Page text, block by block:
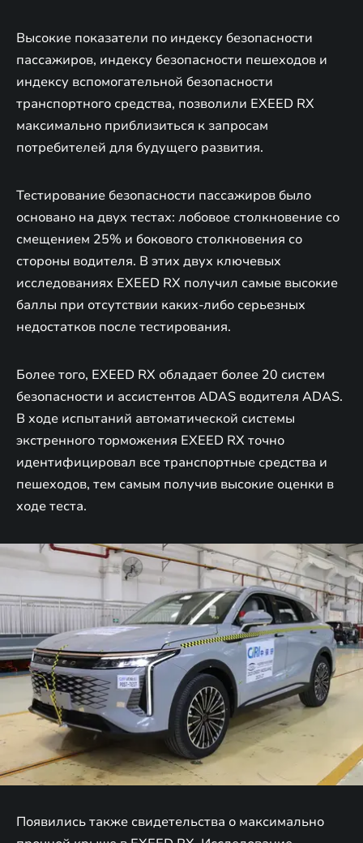
Высокие показатели по индексу безопасности
пассажиров, индексу безопасности пешеходов и
индексу вспомогательной безопасности
транспортного средства, позволили EXEED RX
максимально приблизиться к запросам
потребителей для будущего развития.
Тестирование безопасности пассажиров было
основано на двух тестах: лобовое столкновение со
смещением 25% и бокового столкновения со
стороны водителя. В этих двух ключевых
исследованиях EXEED RX получил самые высокие
баллы при отсутствии каких-либо серьезных
недостатков после тестирования.
Более того, EXEED RX обладает более 20 систем
безопасности и ассистентов ADAS водителя ADAS.
В ходе испытаний автоматической системы
экстренного торможения EXEED RX точно
идентифицировал все транспортные средства и
пешеходов, тем самым получив высокие оценки в
ходе теста.
Появились также свидетельства о максимально